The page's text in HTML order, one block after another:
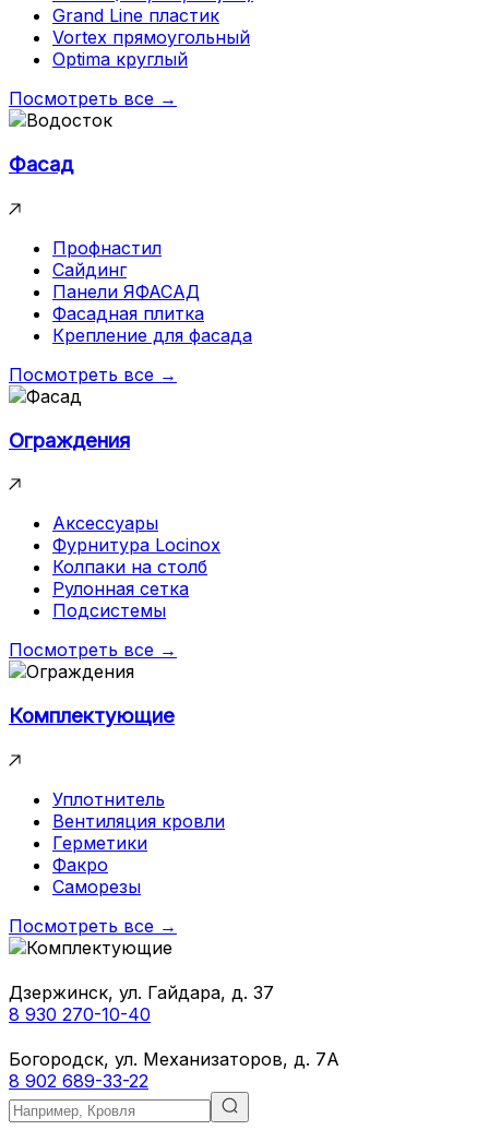
Grand Line пластик
Vortex прямоугольный
Optima круглый
Посмотреть все →
Фасад
Профнастил
Сайдинг
Панели ЯФАСАД
Фасадная плитка
Крепление для фасада
Посмотреть все →
Ограждения
Аксессуары
Фурнитура Locinox
Колпаки на столб
Рулонная сетка
Подсистемы
Посмотреть все →
Комплектующие
Уплотнитель
Вентиляция кровли
Герметики
Факро
Саморезы
Посмотреть все →
Дзержинск, ул. Гайдара, д. 37
8 930 270-10-40
Богородск, ул. Механизаторов, д. 7А
8 902 689-33-22